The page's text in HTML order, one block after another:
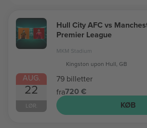
AUG.
22
LØR.
Hull City AFC vs
Premier League
MKM Stadium
Kingston upon Hull, GB
79 billetter
fra720 €
KØB